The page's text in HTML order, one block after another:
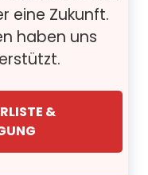
eine Zukunft.
haben uns
&